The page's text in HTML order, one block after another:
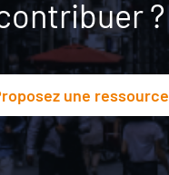
?
une ressource